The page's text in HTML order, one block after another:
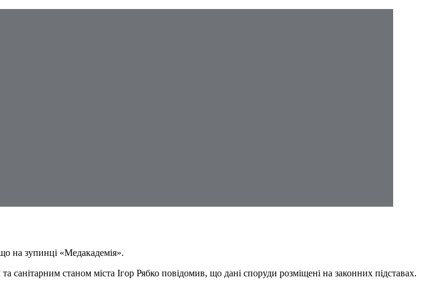
на зупинці «Медакадемія».
санітарним станом міста Ігор Рябко повідомив, що дані споруди розміщені на законних підставах.